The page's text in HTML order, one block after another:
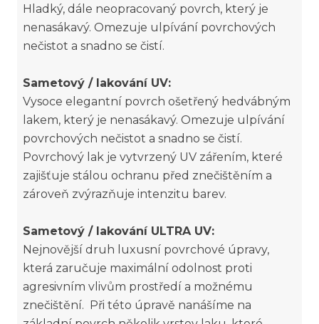
Hladký, dále neopracovaný povrch, který je
nenasákavý. Omezuje ulpívání povrchových
nečistot a snadno se čistí.
Sametový / lakování UV:
Vysoce elegantní povrch ošetřený hedvábným
lakem, který je nenasákavý. Omezuje ulpívání
povrchových nečistot a snadno se čistí.
Povrchový lak je vytvrzený UV zářením, které
zajišťuje stálou ochranu před znečištěním a
zároveň zvýrazňuje intenzitu barev.
Sametový / lakování ULTRA UV:
Nejnovější druh luxusní povrchové úpravy,
která zaručuje maximální odolnost proti
agresivním vlivům prostředí a možnému
znečištění. Při této úpravě nanášíme na